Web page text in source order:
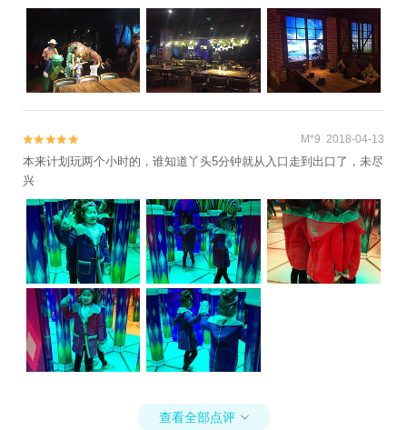

 M*9 2018-04-13
本来计划玩两个小时的，谁知道丫头5分钟就从入口走到出口了，未尽
兴
查看全部点评 